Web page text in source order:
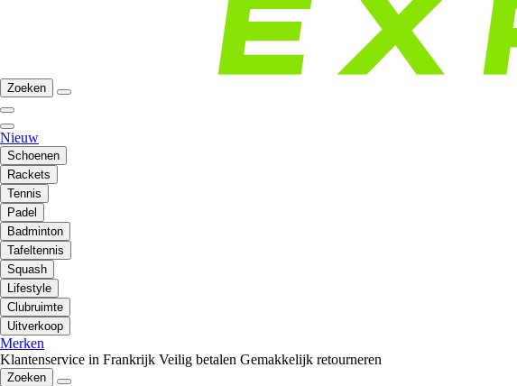
Zoeken
Nieuw
Schoenen
Rackets
Tennis
Padel
Badminton
Tafeltennis
Squash
Lifestyle
Clubruimte
Uitverkoop
Merken
Klantenservice in Frankrijk Veilig betalen Gemakkelijk retourneren
Zoeken